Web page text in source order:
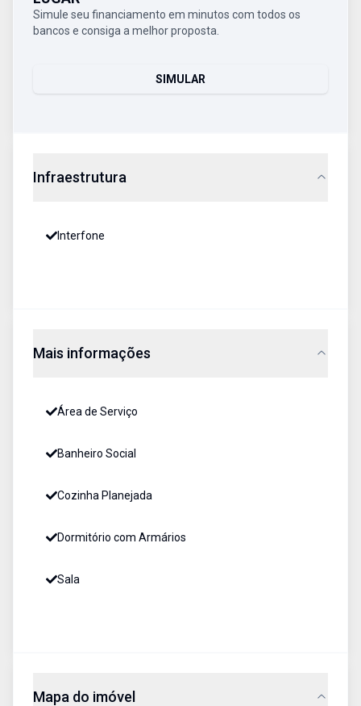
Simule seu financiamento em minutos com todos os
bancos e consiga a melhor proposta.
SIMULAR
Infraestrutura
Interfone
Mais informações
Área de Serviço
Banheiro Social
Cozinha Planejada
Dormitório com Armários
Sala
Mapa do imóvel